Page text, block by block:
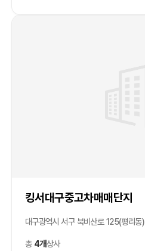
킹서대구중고차매매단지
대구광역시 서구 북비산로 125(평리동)
총 4개상사